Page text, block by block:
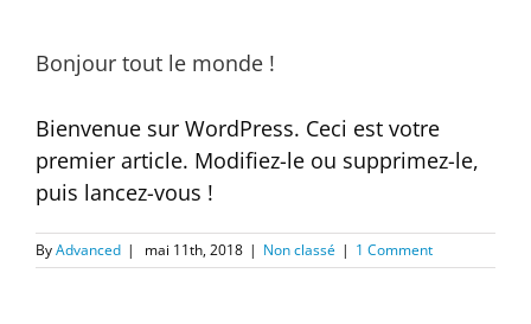
Bonjour tout le monde !
Bienvenue sur WordPress. Ceci est votre
premier article. Modifiez-le ou supprimez-le,
puis lancez-vous !
ByAdvanced | mai 11th, 2018 | Non classé | 1 Comment